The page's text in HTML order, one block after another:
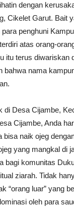
dengan
Cikelet Garut. Bait
penghuni
atas orang-
itu terus
bahwa nama
di Desa Cijambe,
Cijambe, Anda
naik ojeg
yang mangkal di
bagi komunitas
ziarah. Tidak
“orang luar” yang
oleh para